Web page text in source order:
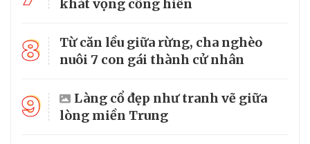
khát vọng cống hiến
8
Từ căn lều giữa rừng, cha nghèo
nuôi 7 con gái thành cử nhân
9
Làng cổ đẹp như tranh vẽ giữa
lòng miền Trung